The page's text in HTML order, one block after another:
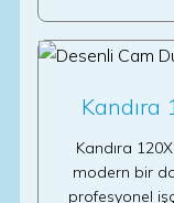
Kandıra
Kandıra
modern bir
profesyonel